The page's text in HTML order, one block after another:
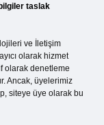
taslak
ve İletişim
olarak hizmet
olarak denetleme
Ancak, üyelerimiz
siteye üye olarak bu